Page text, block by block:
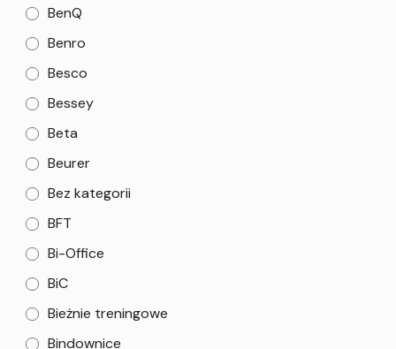
BenQ
Benro
Besco
Bessey
Beta
Beurer
Bez kategorii
BFT
Bi-Office
BiC
Bieżnie treningowe
Bindownice